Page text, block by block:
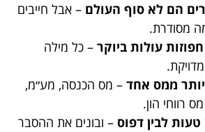
הם לא סוף העולם – אבל חייבים
מסודרת.
עולות ביוקר – כל מילה
ממס אחד – מס הכנסה, מע״מ,
רווחי הון.
טעות לבין דפוס – ובונים את ההסבר